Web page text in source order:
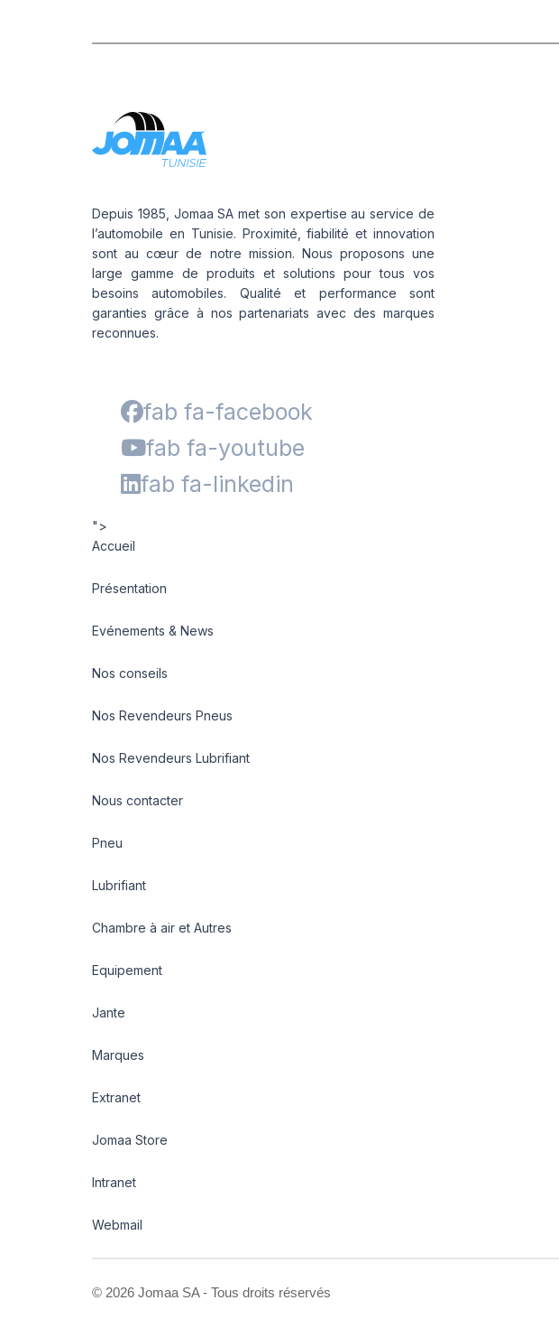
Depuis 1985, Jomaa SA met son expertise au service de
l’automobile en Tunisie. Proximité, fiabilité et innovation
sont au cœur de notre mission. Nous proposons une
large gamme de produits et solutions pour tous vos
besoins automobiles. Qualité et performance sont
garanties grâce à nos partenariats avec des marques
reconnues.
fab fa-facebook
fab fa-youtube
fab fa-linkedin
">
Accueil
Présentation
Evénements & News
Nos conseils
Nos Revendeurs Pneus
Nos Revendeurs Lubrifiant
Nous contacter
Pneu
Lubrifiant
Chambre à air et Autres
Equipement
Jante
Marques
Extranet
Jomaa Store
Intranet
Webmail
© 2026 Jomaa SA - Tous droits réservés